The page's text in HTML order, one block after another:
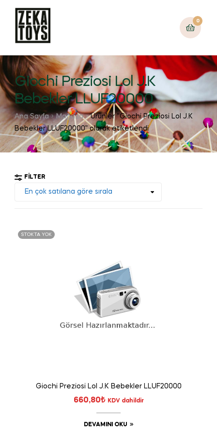
0
Giochi Preziosi Lol J.K
Bebekler LLUF20000
Ana Sayfa Mağaza
Ürünler “Giochi Preziosi Lol J.K
Bebekler LLUF20000” olarak etiketlendi
FILTER
STOKTA YOK
Giochi Preziosi Lol J.K Bebekler LLUF20000
660,80₺ KDV dahildir
DEVAMINI OKU